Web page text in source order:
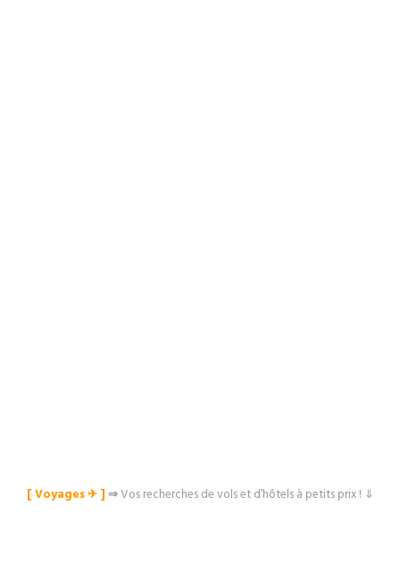
[ Voyages ✈︎ ]⇒Vos recherches de vols et d’hôtels à petits prix ! ⇓